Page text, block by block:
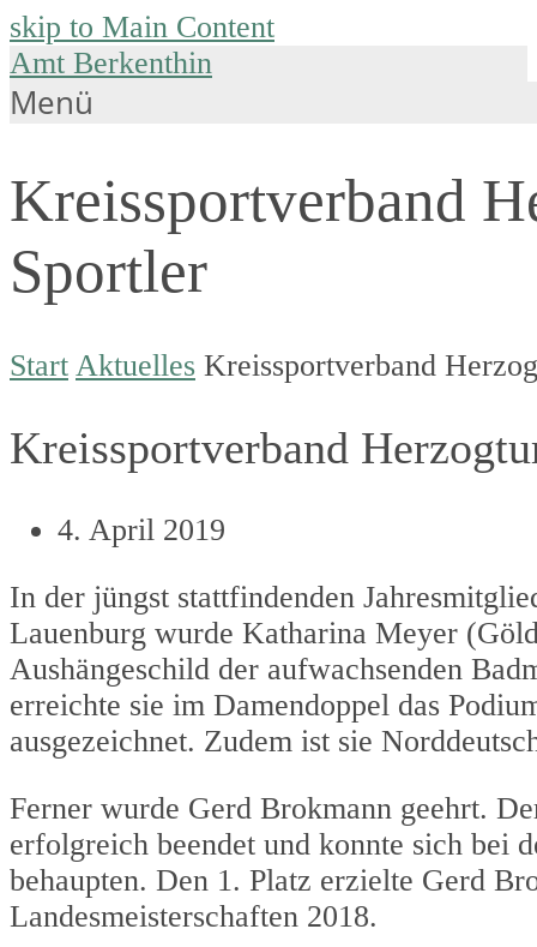
skip to Main Content
Amt Berkenthin
Menü
Kreissportverband
Sportler
Start Aktuelles Kreissportverband
Kreissportverband
4. April 2019
In der jüngst stattfindenden
Lauenburg wurde Katharina Meyer
Aushängeschild der aufwachsenden
erreichte sie im Damendoppel das
ausgezeichnet. Zudem ist sie
Ferner wurde Gerd Brokmann geehrt.
erfolgreich beendet und konnte sich bei
behaupten. Den 1. Platz erzielte Gerd
Landesmeisterschaften 2018.